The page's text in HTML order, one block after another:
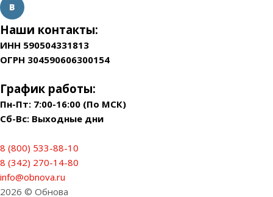
Наши контакты:
ИНН 590504331813
ОГРН 304590606300154
График работы:
Пн-Пт: 7:00-16:00 (По МСК)
Сб-Вс: Выходные дни
8 (800) 533-88-10
8 (342) 270-14-80
info@obnova.ru
2026 © Обнова